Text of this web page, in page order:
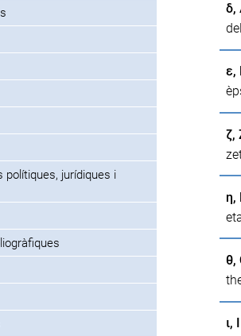
polítiques, jurídiques i
δ,
ε,
ζ,
η,
θ,
ι, Ι